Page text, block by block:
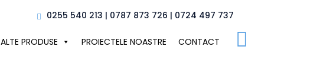
0255 540 213 | 0787 873 726 | 0724 497 737
ALTE PRODUSE PROIECTELE NOASTRE CONTACT